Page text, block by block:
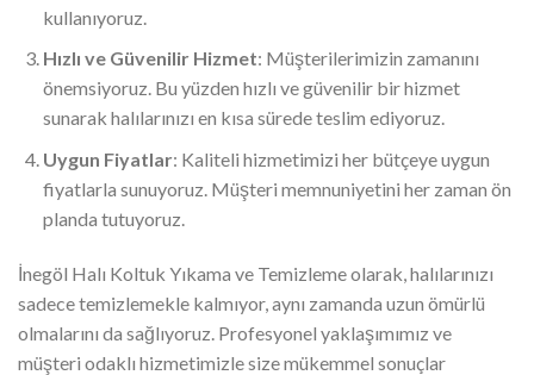
kullanıyoruz.
Hızlı ve Güvenilir Hizmet: Müşterilerimizin zamanını
önemsiyoruz. Bu yüzden hızlı ve güvenilir bir hizmet
sunarak halılarınızı en kısa sürede teslim ediyoruz.
Uygun Fiyatlar: Kaliteli hizmetimizi her bütçeye uygun
fiyatlarla sunuyoruz. Müşteri memnuniyetini her zaman ön
planda tutuyoruz.
İnegöl Halı Koltuk Yıkama ve Temizleme olarak, halılarınızı
sadece temizlemekle kalmıyor, aynı zamanda uzun ömürlü
olmalarını da sağlıyoruz. Profesyonel yaklaşımımız ve
müşteri odaklı hizmetimizle size mükemmel sonuçlar